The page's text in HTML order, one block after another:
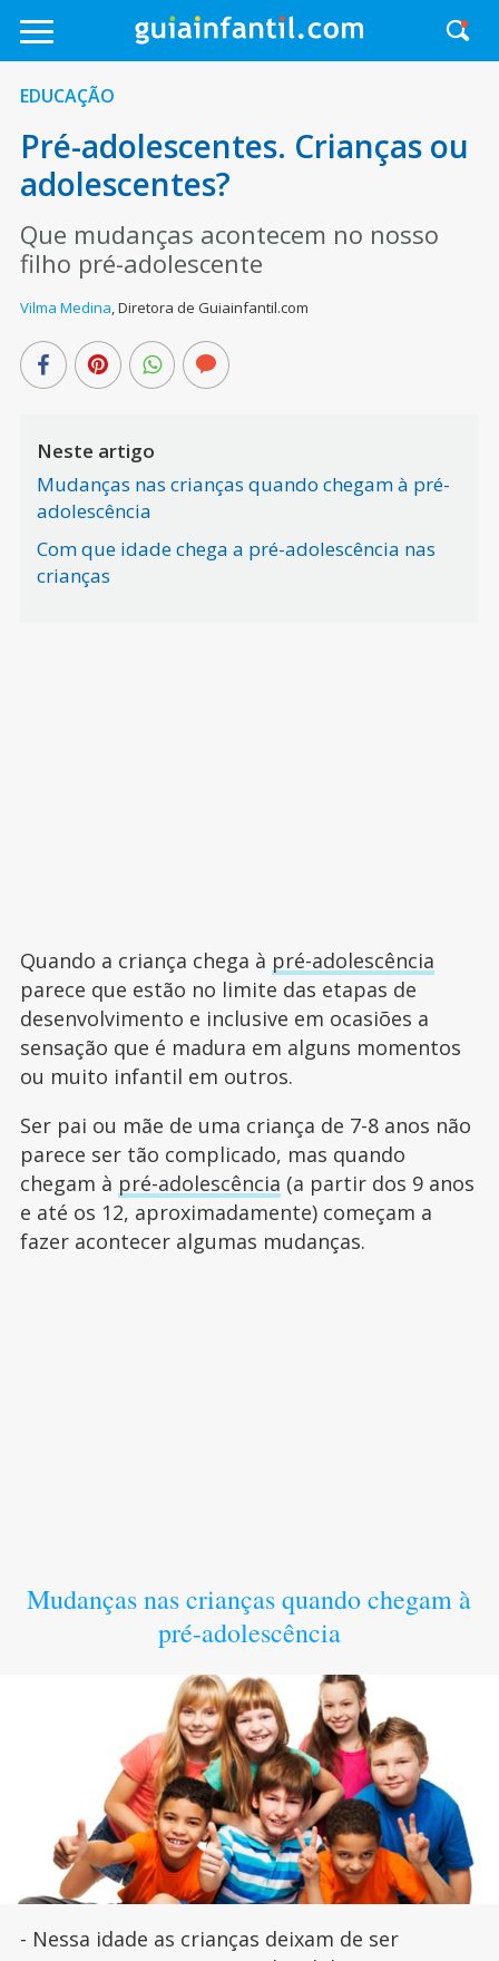
EDUCAÇÃO
Pré-adolescentes. Crianças ou
adolescentes?
Que mudanças acontecem no nosso
filho pré-adolescente
Vilma Medina,Diretora de Guiainfantil.com
Neste artigo
Mudanças nas crianças quando chegam à pré-
adolescência
Com que idade chega a pré-adolescência nas
crianças
Quando a criança chega à pré-adolescência
parece que estão no limite das etapas de
desenvolvimento e inclusive em ocasiões a
sensação que é madura em alguns momentos
ou muito infantil em outros.
Ser pai ou mãe de uma criança de 7-8 anos não
parece ser tão complicado, mas quando
chegam à pré-adolescência (a partir dos 9 anos
e até os 12, aproximadamente) começam a
fazer acontecer algumas mudanças.
Mudanças nas crianças quando chegam à
pré-adolescência
- Nessa idade as crianças deixam de ser